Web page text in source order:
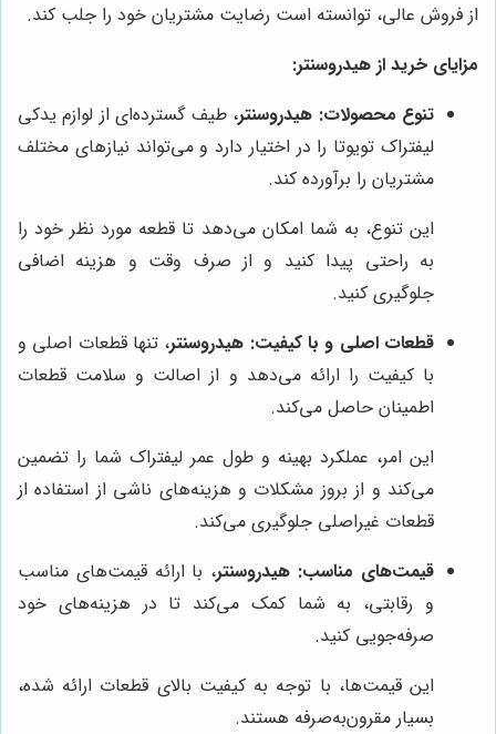
از فروش عالی، توانسته است رضایت مشتریان خود را جلب کند.
مزایای خرید از هیدروسنتر:
تنوع محصولات: هیدروسنتر، طیف گسترده‌ای از لوازم یدکی
لیفتراک تویوتا را در اختیار دارد و می‌تواند نیازهای مختلف
مشتریان را برآورده کند.
این تنوع، به شما امکان می‌دهد تا قطعه مورد نظر خود را
به راحتی پیدا کنید و از صرف وقت و هزینه اضافی
جلوگیری کنید.
قطعات اصلی و با کیفیت: هیدروسنتر، تنها قطعات اصلی و
با کیفیت را ارائه می‌دهد و از اصالت و سلامت قطعات
اطمینان حاصل می‌کند.
این امر، عملکرد بهینه و طول عمر لیفتراک شما را تضمین
می‌کند و از بروز مشکلات و هزینه‌های ناشی از استفاده از
قطعات غیراصلی جلوگیری می‌کند.
قیمت‌های مناسب: هیدروسنتر، با ارائه قیمت‌های مناسب
و رقابتی، به شما کمک می‌کند تا در هزینه‌های خود
صرفه‌جویی کنید.
این قیمت‌ها، با توجه به کیفیت بالای قطعات ارائه شده،
بسیار مقرون‌به‌صرفه هستند.